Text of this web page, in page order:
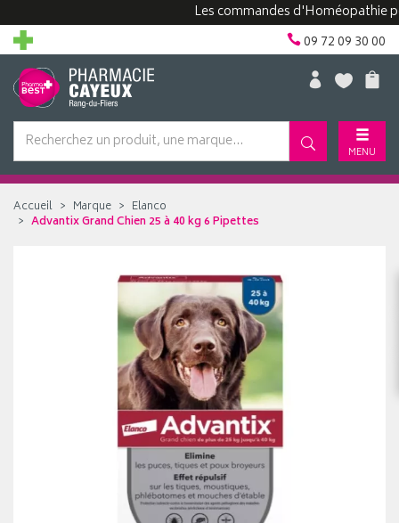
Les commandes d'Homéopathie
09 72 09 30 00
MENU
Accueil Marque
Elanco
Advantix Grand Chien 25 à 40 kg 6 Pipettes